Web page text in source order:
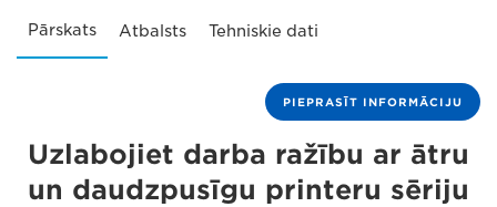
Pārskats Atbalsts Tehniskie dati
PIEPRASĪT INFORMĀCIJU
Uzlabojiet darba ražību ar ātru
un daudzpusīgu printeru sēriju